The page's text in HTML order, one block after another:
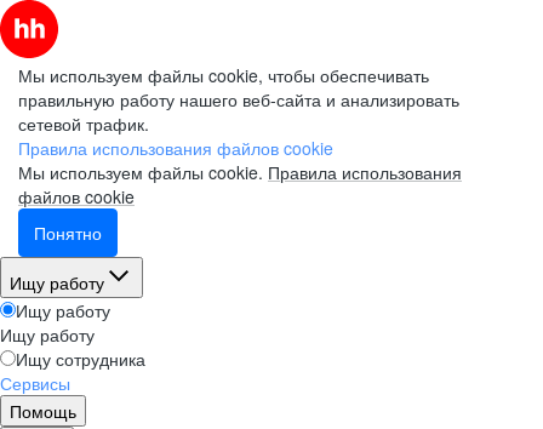
Мы используем файлы cookie, чтобы обеспечивать
правильную работу нашего веб-сайта и анализировать
сетевой трафик.
Правила использования файлов cookie
Мы используем файлы cookie. Правила использования
файлов cookie
Понятно
Ищу работу
Ищу работу
Ищу работу
Ищу сотрудника
Сервисы
Помощь